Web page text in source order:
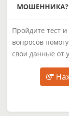
МОШЕННИКА?
Пройдите тест
вопросов
свои данные от